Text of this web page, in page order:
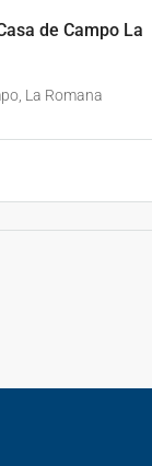
de Campo La
La Romana